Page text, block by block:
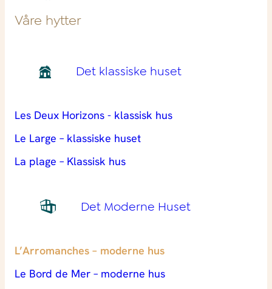
Våre hytter
Det klassiske huset
Les Deux Horizons - klassisk hus
Le Large – klassiske huset
La plage – Klassisk hus
Det Moderne Huset
L’Arromanches – moderne hus
Le Bord de Mer – moderne hus